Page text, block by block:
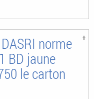
norme
BD jaune
le carton